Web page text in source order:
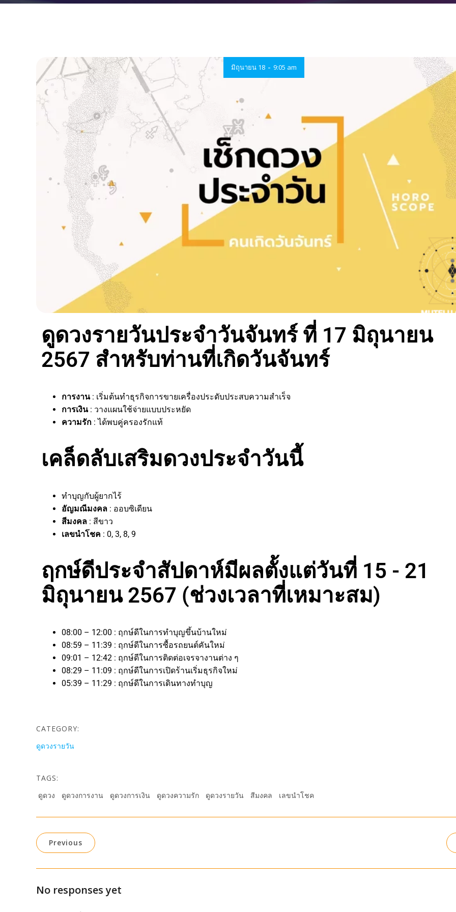
มิถุนายน 18 - 9:05 am
ดูดวงรายวันประจำวันจันทร์ ที่ 17 มิถุนายน
2567 สำหรับท่านที่เกิดวันจันทร์
การงาน: เริ่มต้นทำธุรกิจการขายเครื่องประดับประสบความสำเร็จ
การเงิน: วางแผนใช้จ่ายแบบประหยัด
ความรัก : ได้พบคู่ครองรักแท้
เคล็ดลับเสริมดวงประจำวันนี้
ทำบุญกับผู้ยากไร้
อัญมณีมงคล : ออบซิเดียน
สีมงคล : สีขาว
เลขนำโชค : 0, 3, 8, 9
ฤกษ์ดีประจำสัปดาห์มีผลตั้งแต่วันที่ 15 - 21
มิถุนายน 2567 (ช่วงเวลาที่เหมาะสม)
08:00 – 12:00 : ฤกษ์ดีในการทำบุญขึ้นบ้านใหม่
08:59 – 11:39 : ฤกษ์ดีในการซื้อรถยนต์คันใหม่
09:01 – 12:42 : ฤกษ์ดีในการติดต่อเจรจางานต่าง ๆ
08:29 – 11:09 : ฤกษ์ดีในการเปิดร้านเริ่มธุรกิจใหม่
05:39 – 11:29 : ฤกษ์ดีในการเดินทางทำบุญ
CATEGORY:
ดูดวงรายวัน
TAGS:
ดูดวง
ดูดวงการงาน ดูดวงการเงิน ดูดวงความรัก ดูดวงรายวัน สีมงคล เลขนำโชค
Previous
No responses yet